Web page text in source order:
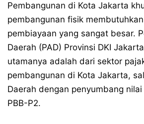
Pembangunan di Kota Jakarta
pembangunan fisik
pembiayaan yang sangat besar.
Daerah (PAD) Provinsi DKI
utamanya adalah dari sektor
pembangunan di Kota Jakarta,
Daerah dengan penyumbang
PBB-P2.